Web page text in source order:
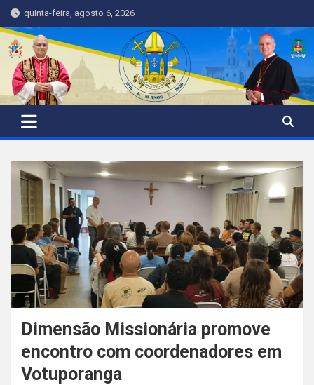
Skip
to
content
quinta-feira, agosto 6, 2026
Dimensão Missionária promove
encontro com coordenadores em
Votuporanga